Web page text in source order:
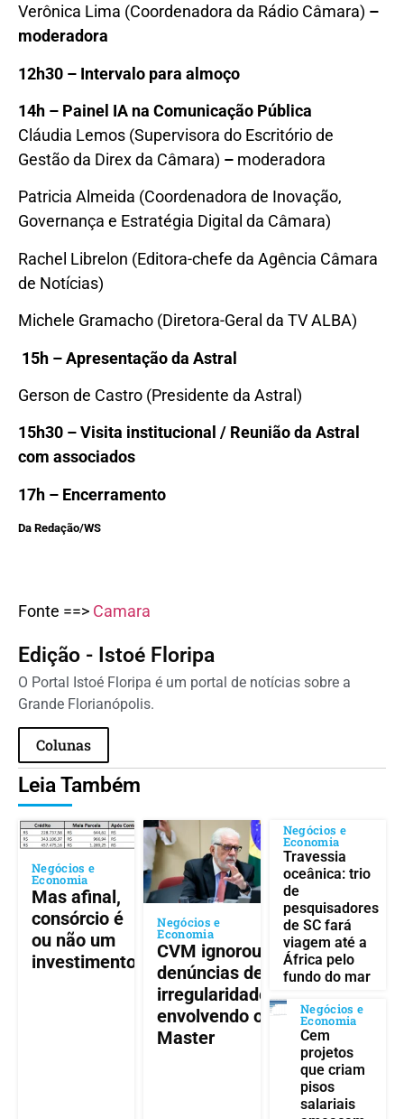
Verônica Lima (Coordenadora da Rádio Câmara) –
moderadora
12h30 – Intervalo para almoço
14h – Painel IA na Comunicação Pública
Cláudia Lemos (Supervisora do Escritório de
Gestão da Direx da Câmara) – moderadora
Patricia Almeida (Coordenadora de Inovação,
Governança e Estratégia Digital da Câmara)
Rachel Librelon (Editora-chefe da Agência Câmara
de Notícias)
Michele Gramacho (Diretora-Geral da TV ALBA)
15h – Apresentação da Astral
Gerson de Castro (Presidente da Astral)
15h30 – Visita institucional / Reunião da Astral
com associados
17h – Encerramento
Da Redação/WS
Fonte ==> Camara
Edição - Istoé Floripa
O Portal Istoé Floripa é um portal de notícias sobre a
Grande Florianópolis.
Colunas
Leia Também
Negócios e
Economia
Mas afinal,
consórcio é
ou não um
investimento?
Negócios e
Economia
CVM ignorou
denúncias de
irregularidades
envolvendo o
Master
Negócios e
Economia
Travessia
oceânica: trio
de
pesquisadores
de SC fará
viagem até a
África pelo
fundo do mar
Negócios e
Economia
Cem
projetos
que criam
pisos
salariais